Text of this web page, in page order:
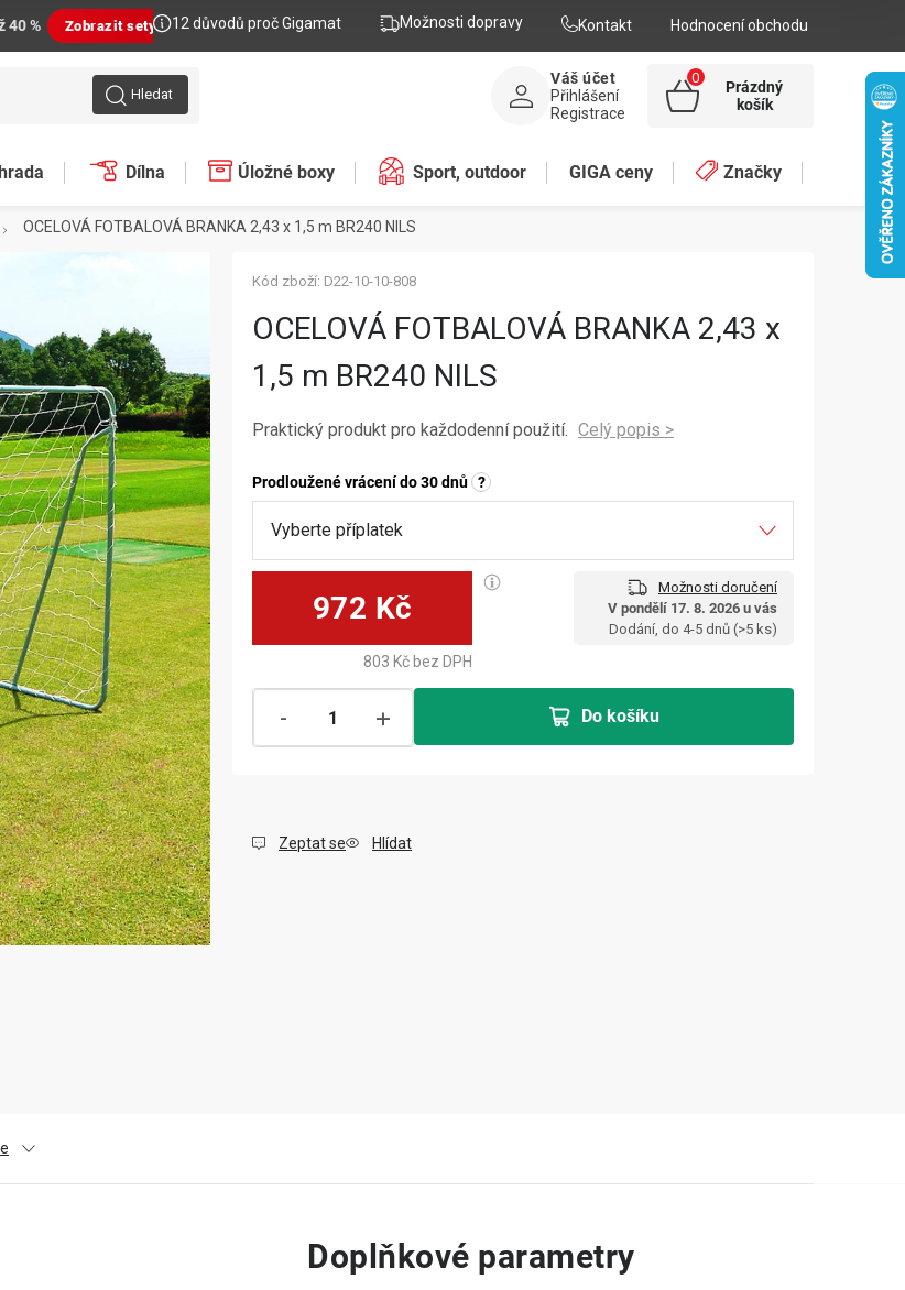
40 % Zobrazit sety 12 důvodů proč Gigamat Možnosti dopravy Kontakt Hodnocení obchodu
Hledat
Váš účet
Přihlášení
Registrace
NÁKUPNÍ
Prázdný
košík
Dílna Úložné boxy Sport, outdoor GIGA ceny Značky
OCELOVÁ FOTBALOVÁ BRANKA 2,43 x 1,5 m BR240 NILS
OCELOVÁ FOTBALOVÁ BRANKA 2,43 x
1,5 m BR240 NILS
Praktický produkt pro každodenní použití.
Prodloužené vrácení do 30 dnů ?
972 Kč
Možnosti doručení
V pondělí 17. 8. 2026 u vás
Dodání, do 4-5 dnů (>5 ks)
803 Kč bez DPH
Do košíku
Kód zboží: D22-10-10-808
Zeptat se Hlídat
Doplňkové parametry